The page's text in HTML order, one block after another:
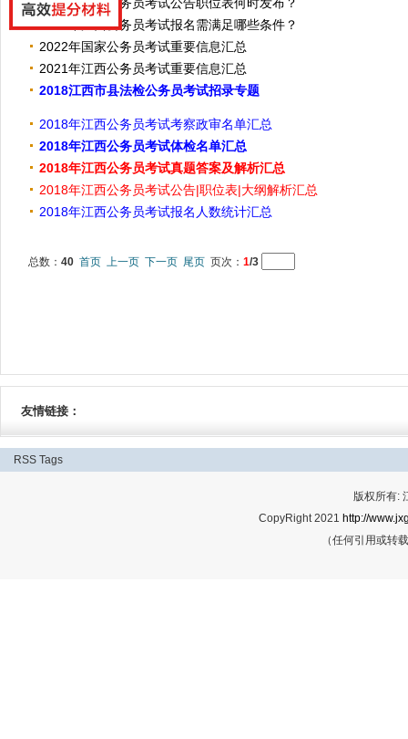
2022年江西公务员考试报名需满足哪些条件？
2022年国家公务员考试重要信息汇总
2021年江西公务员考试重要信息汇总
2018江西市县法检公务员考试招录专题
2018年江西公务员考试考察政审名单汇总
2018年江西公务员考试体检名单汇总
2018年江西公务员考试真题答案及解析汇总
2018年江西公务员考试公告|职位表|大纲解析汇总
2018年江西公务员考试报名人数统计汇总
总数： 40 首页 上一页 下一页 尾页 页次： 1/3
友情链接：
RSS Tags
版权所有:
CopyRight 2021 http://
（任何引用或转